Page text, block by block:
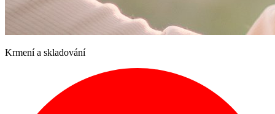
Krmení a skladování